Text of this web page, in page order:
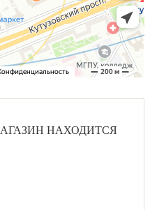
НАХОДИТСЯ